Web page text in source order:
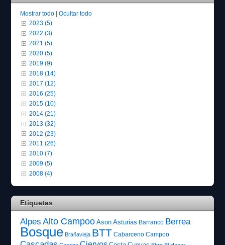
Mostrar todo |Ocultar todo
2023 (5)
2022 (3)
2021 (5)
2020 (5)
2019 (9)
2018 (14)
2017 (12)
2016 (25)
2015 (10)
2014 (21)
2013 (32)
2012 (23)
2011 (26)
2010 (7)
2009 (5)
2008 (4)
Etiquetas
Alpes Alto Campoo Ason Asturias Barranco Berrea
Bosque Brañavieja BTT Cabarceno Campoo